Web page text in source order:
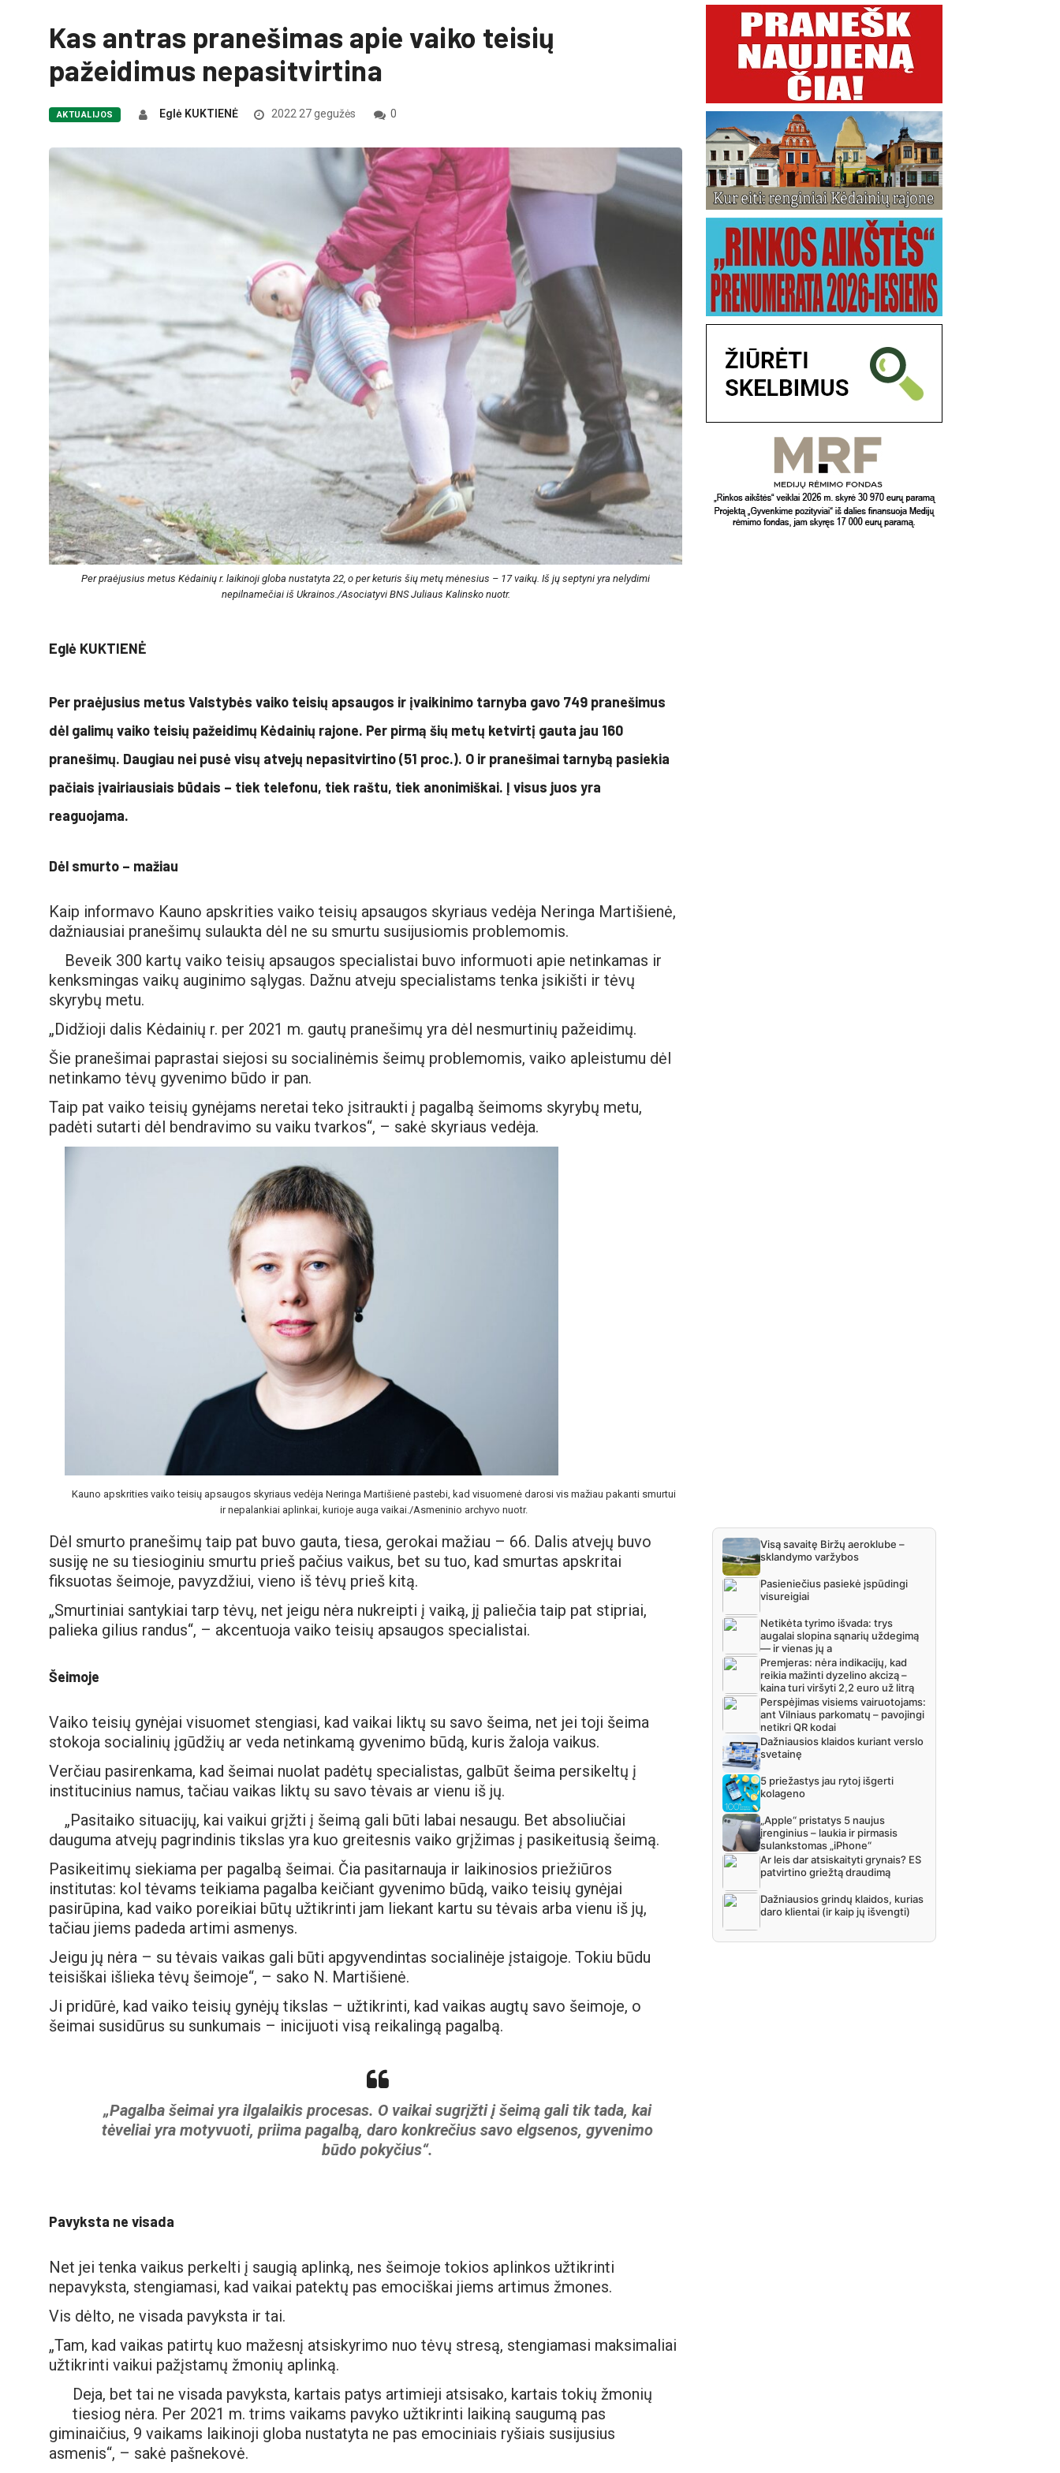
Kas antras pranešimas apie vaiko teisių
pažeidimus nepasitvirtina
AKTUALIJOS Eglė KUKTIENĖ 2022 27 gegužės 0
Per praėjusius metus Kėdainių r. laikinoji globa nustatyta 22, o per keturis šių metų mėnesius – 17 vaikų. Iš jų septyni yra nelydimi
nepilnamečiai iš Ukrainos./Asociatyvi BNS Juliaus Kalinsko nuotr.
Eglė KUKTIENĖ
Per praėjusius metus Valstybės vaiko teisių apsaugos ir įvaikinimo tarnyba gavo 749 pranešimus
dėl galimų vaiko teisių pažeidimų Kėdainių rajone. Per pirmą šių metų ketvirtį gauta jau 160
pranešimų. Daugiau nei pusė visų atvejų nepasitvirtino (51 proc.). O ir pranešimai tarnybą pasiekia
pačiais įvairiausiais būdais – tiek telefonu, tiek raštu, tiek anonimiškai. Į visus juos yra
reaguojama.
Dėl smurto – mažiau
Kaip informavo Kauno apskrities vaiko teisių apsaugos skyriaus vedėja Neringa Martišienė,
dažniausiai pranešimų sulaukta dėl ne su smurtu susijusiomis problemomis.
Beveik 300 kartų vaiko teisių apsaugos specialistai buvo informuoti apie netinkamas ir
kenksmingas vaikų auginimo sąlygas. Dažnu atveju specialistams tenka įsikišti ir tėvų
skyrybų metu.
„Didžioji dalis Kėdainių r. per 2021 m. gautų pranešimų yra dėl nesmurtinių pažeidimų.
Šie pranešimai paprastai siejosi su socialinėmis šeimų problemomis, vaiko apleistumu dėl
netinkamo tėvų gyvenimo būdo ir pan.
Taip pat vaiko teisių gynėjams neretai teko įsitraukti į pagalbą šeimoms skyrybų metu,
padėti sutarti dėl bendravimo su vaiku tvarkos“, – sakė skyriaus vedėja.
Kauno apskrities vaiko teisių apsaugos skyriaus vedėja Neringa Martišienė pastebi, kad visuomenė darosi vis mažiau pakanti smurtui
ir nepalankiai aplinkai, kurioje auga vaikai./Asmeninio archyvo nuotr.
Dėl smurto pranešimų taip pat buvo gauta, tiesa, gerokai mažiau – 66. Dalis atvejų buvo
susiję ne su tiesioginiu smurtu prieš pačius vaikus, bet su tuo, kad smurtas apskritai
fiksuotas šeimoje, pavyzdžiui, vieno iš tėvų prieš kitą.
„Smurtiniai santykiai tarp tėvų, net jeigu nėra nukreipti į vaiką, jį paliečia taip pat stipriai,
palieka gilius randus“, – akcentuoja vaiko teisių apsaugos specialistai.
Šeimoje
Vaiko teisių gynėjai visuomet stengiasi, kad vaikai liktų su savo šeima, net jei toji šeima
stokoja socialinių įgūdžių ar veda netinkamą gyvenimo būdą, kuris žaloja vaikus.
Verčiau pasirenkama, kad šeimai nuolat padėtų specialistas, galbūt šeima persikeltų į
institucinius namus, tačiau vaikas liktų su savo tėvais ar vienu iš jų.
„Pasitaiko situacijų, kai vaikui grįžti į šeimą gali būti labai nesaugu. Bet absoliučiai
dauguma atvejų pagrindinis tikslas yra kuo greitesnis vaiko grįžimas į pasikeitusią šeimą.
Pasikeitimų siekiama per pagalbą šeimai. Čia pasitarnauja ir laikinosios priežiūros
institutas: kol tėvams teikiama pagalba keičiant gyvenimo būdą, vaiko teisių gynėjai
pasirūpina, kad vaiko poreikiai būtų užtikrinti jam liekant kartu su tėvais arba vienu iš jų,
tačiau jiems padeda artimi asmenys.
Jeigu jų nėra – su tėvais vaikas gali būti apgyvendintas socialinėje įstaigoje. Tokiu būdu
teisiškai išlieka tėvų šeimoje“, – sako N. Martišienė.
Ji pridūrė, kad vaiko teisių gynėjų tikslas – užtikrinti, kad vaikas augtų savo šeimoje, o
šeimai susidūrus su sunkumais – inicijuoti visą reikalingą pagalbą.
„Pagalba šeimai yra ilgalaikis procesas. O vaikai sugrįžti į šeimą gali tik tada, kai
tėveliai yra motyvuoti, priima pagalbą, daro konkrečius savo elgsenos, gyvenimo
būdo pokyčius“.
Pavyksta ne visada
Net jei tenka vaikus perkelti į saugią aplinką, nes šeimoje tokios aplinkos užtikrinti
nepavyksta, stengiamasi, kad vaikai patektų pas emociškai jiems artimus žmones.
Vis dėlto, ne visada pavyksta ir tai.
„Tam, kad vaikas patirtų kuo mažesnį atsiskyrimo nuo tėvų stresą, stengiamasi maksimaliai
užtikrinti vaikui pažįstamų žmonių aplinką.
Deja, bet tai ne visada pavyksta, kartais patys artimieji atsisako, kartais tokių žmonių
tiesiog nėra. Per 2021 m. trims vaikams pavyko užtikrinti laikiną saugumą pas
giminaičius, 9 vaikams laikinoji globa nustatyta ne pas emociniais ryšiais susijusius
asmenis“, – sakė pašnekovė.